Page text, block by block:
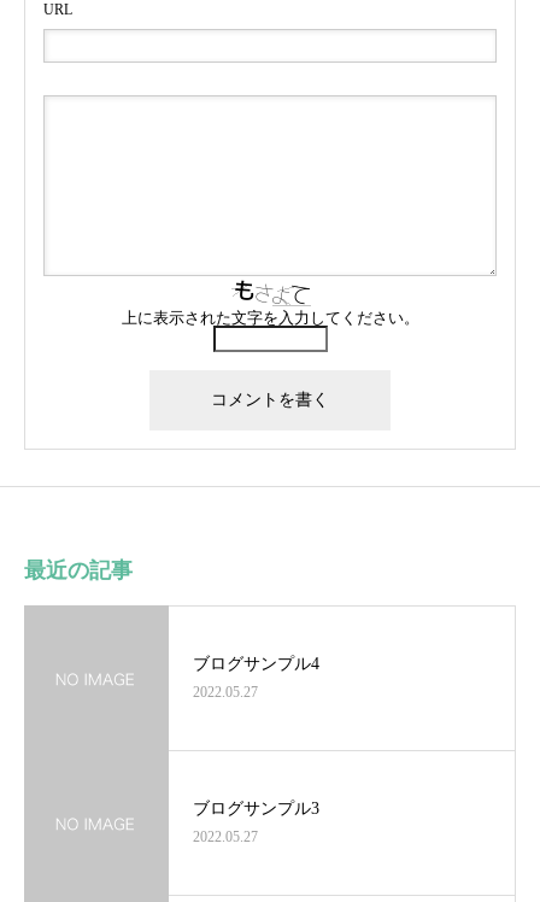
URL
上に表示された文字を入力してください。
最近の記事
ブログサンプル4
2022.05.27
ブログサンプル3
2022.05.27